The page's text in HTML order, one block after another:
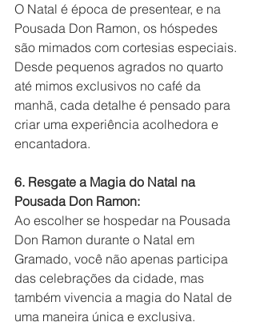
O Natal é época de presentear, e na
Pousada Don Ramon, os hóspedes
são mimados com cortesias especiais.
Desde pequenos agrados no quarto
até mimos exclusivos no café da
manhã, cada detalhe é pensado para
criar uma experiência acolhedora e
encantadora.
6. Resgate a Magia do Natal na
Pousada Don Ramon:
Ao escolher se hospedar na Pousada
Don Ramon durante o Natal em
Gramado, você não apenas participa
das celebrações da cidade, mas
também vivencia a magia do Natal de
uma maneira única e exclusiva.